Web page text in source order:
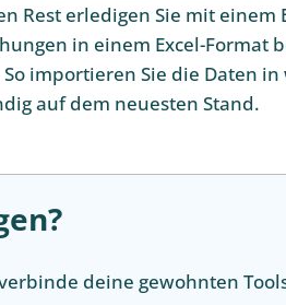
Rest erledigen Sie mit einem
in einem Excel-Format
importieren Sie die Daten
auf dem neuesten Stand.
deine gewohnten